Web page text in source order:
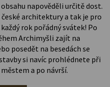
napověděli určitě dost.
architektury a tak je pro
rok pořádný svátek! Po
Archimyšli zajít na
posedět na besedách se
si navíc prohlédnete při
a po návrší.